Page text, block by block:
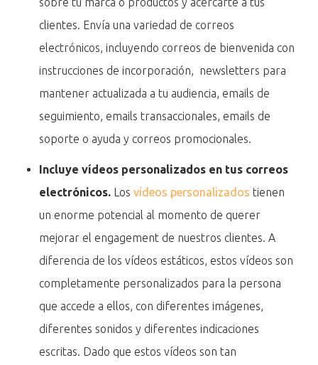
clientes. Envía una variedad de correos
electrónicos, incluyendo correos de bienvenida con
instrucciones de incorporación, newsletters para
mantener actualizada a tu audiencia, emails de
seguimiento, emails transaccionales, emails de
soporte o ayuda y correos promocionales.
Incluye vídeos personalizados en tus correos
electrónicos. Losvídeos personalizados tienen
un enorme potencial al momento de querer
mejorar el engagement de nuestros clientes. A
diferencia de los vídeos estáticos, estos vídeos son
completamente personalizados para la persona
que accede a ellos, con diferentes imágenes,
diferentes sonidos y diferentes indicaciones
escritas. Dado que estos vídeos son tan